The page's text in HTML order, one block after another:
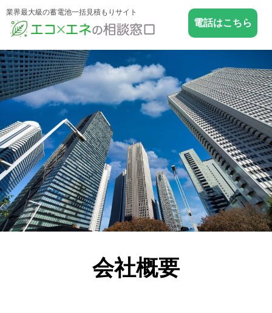
業界最大級の蓄電池一括見積もりサイト
電話はこちら
会社概要